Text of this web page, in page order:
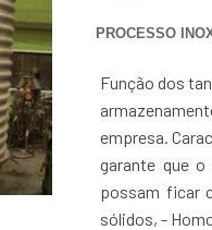
PROCESSO
Função dos
empresa.
garante que
possam ficar
sólidos, -